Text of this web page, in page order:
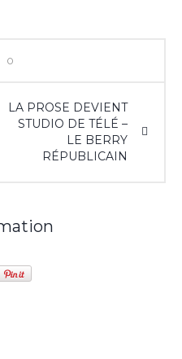
0
LA PROSE DEVIENT
STUDIO DE TÉLÉ –
LE BERRY
RÉPUBLICAIN